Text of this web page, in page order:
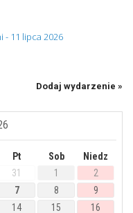
- 11 lipca 2026
Dodaj wydarzenie »
Pt Sob
Niedz
31 1
2
7 8
9
14 15
16